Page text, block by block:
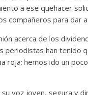
a ese quehacer
compañeros para dar
acerca de los
periodistas han tenido
roja; hemos ido un
voz joven, segura y